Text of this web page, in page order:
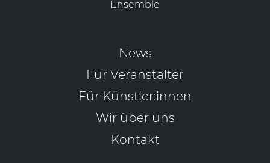
Ensemble
News
Für Veranstalter
Für Künstler:innen
Wir über uns
Kontakt